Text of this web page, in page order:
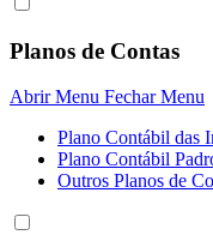
Planos de Contas
Abrir Menu Fechar Menu
Plano Contábil das
Plano Contábil
Outros Planos de